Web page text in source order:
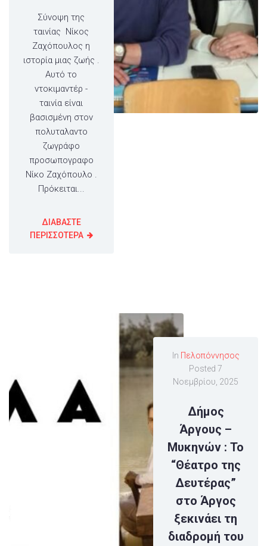
Σύνοψη της
ταινίας Νίκος
Ζαχόπουλος η
ιστορία μιας ζωής .
Αυτό το
ντοκιμαντέρ -
ταινία είναι
βασισμένη στον
πολυταλαντο
ζωγράφο
προσωπογραφο
Νίκο Ζαχόπουλο .
Πρόκειται...
ΔΙΑΒΑΣΤΕ
ΠΕΡΙΣΣΟΤΕΡΑ
In Πελοπόννησος
Posted7
Νοεμβρίου, 2025
Δήμος
Άργους –
Μυκηνών : Το
“Θέατρο της
Δευτέρας”
στο Άργος
ξεκινάει τη
διαδρομή του